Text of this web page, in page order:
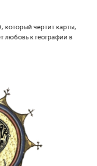
который чертит карты,
любовь к географии в